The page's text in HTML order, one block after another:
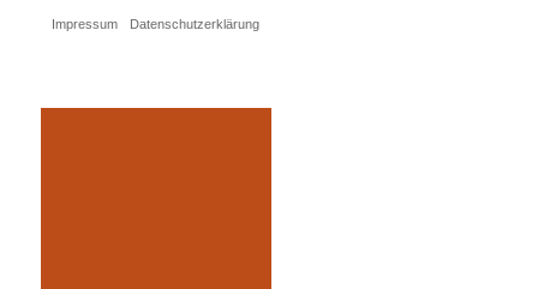
Impressum Datenschutzerklärung